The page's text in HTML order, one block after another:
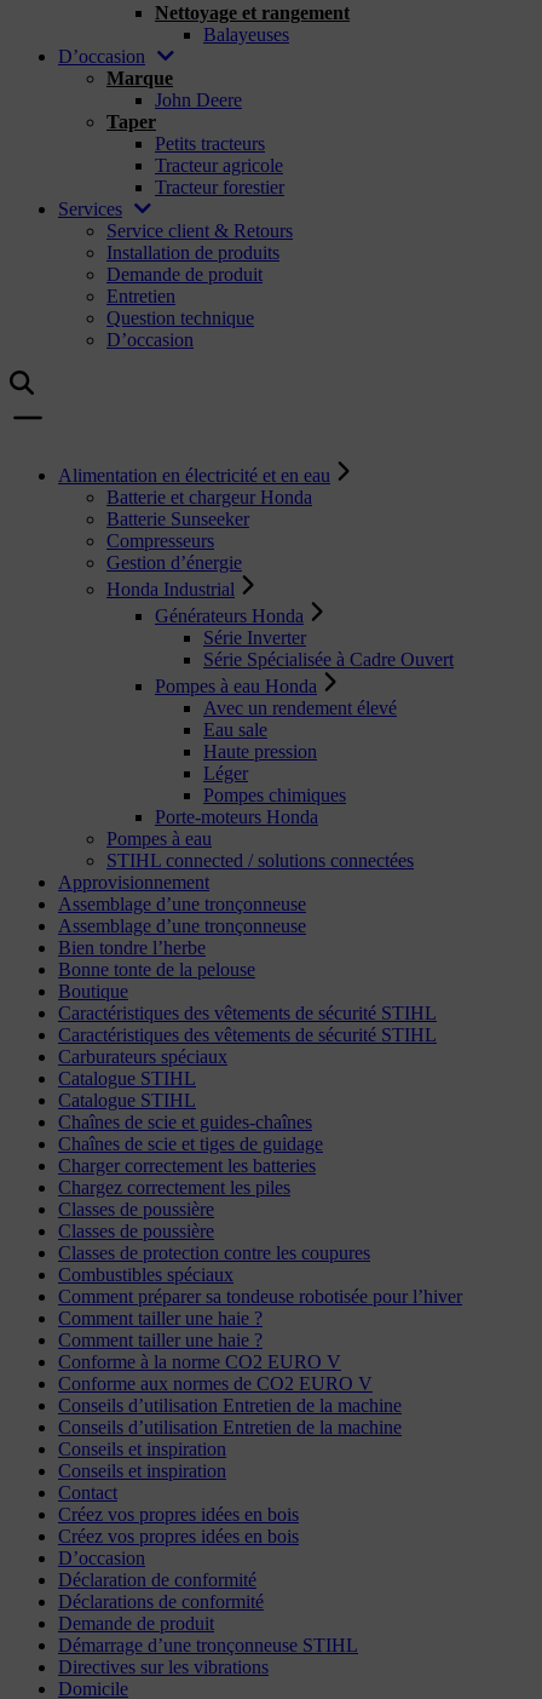
Nettoyage et rangement
Balayeuses
D’occasion
Marque
John Deere
Taper
Petits tracteurs
Tracteur agricole
Tracteur forestier
Services
Service client & Retours
Installation de produits
Demande de produit
Entretien
Question technique
D’occasion
Alimentation en électricité et en eau
Batterie et chargeur Honda
Batterie Sunseeker
Compresseurs
Gestion d’énergie
Honda Industrial
Générateurs Honda
Série Inverter
Série Spécialisée à Cadre Ouvert
Pompes à eau Honda
Avec un rendement élevé
Eau sale
Haute pression
Léger
Pompes chimiques
Porte-moteurs Honda
Pompes à eau
STIHL connected / solutions connectées
Approvisionnement
Assemblage d’une tronçonneuse
Assemblage d’une tronçonneuse
Bien tondre l’herbe
Bonne tonte de la pelouse
Boutique
Caractéristiques des vêtements de sécurité STIHL
Caractéristiques des vêtements de sécurité STIHL
Carburateurs spéciaux
Catalogue STIHL
Catalogue STIHL
Chaînes de scie et guides-chaînes
Chaînes de scie et tiges de guidage
Charger correctement les batteries
Chargez correctement les piles
Classes de poussière
Classes de poussière
Classes de protection contre les coupures
Combustibles spéciaux
Comment préparer sa tondeuse robotisée pour l’hiver
Comment tailler une haie ?
Comment tailler une haie ?
Conforme à la norme CO2 EURO V
Conforme aux normes de CO2 EURO V
Conseils d’utilisation Entretien de la machine
Conseils d’utilisation Entretien de la machine
Conseils et inspiration
Conseils et inspiration
Contact
Créez vos propres idées en bois
Créez vos propres idées en bois
D’occasion
Déclaration de conformité
Déclarations de conformité
Demande de produit
Démarrage d’une tronçonneuse STIHL
Directives sur les vibrations
Domicile